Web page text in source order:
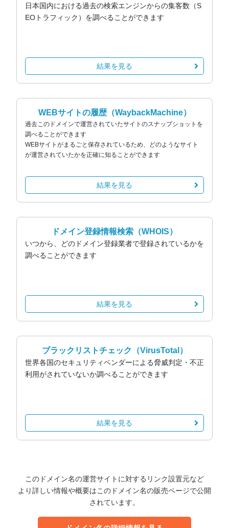
日本国内における過去の検索エンジンからの集客数（S
EOトラフィック）を調べることができます
結果を見る
WEBサイトの履歴（WaybackMachine）
過去このドメインで運営されていたサイトのスナップショットを
調べることができます
WEBサイトがまるごと保存されているため、どのようなサイト
が運営されていたかを正確に知ることができます
結果を見る
ドメイン登録情報検索 （WHOIS）
いつから、どのドメイン登録業者で登録されているかを
調べることができます
結果を見る
ブラックリストチェック （VirusTotal）
世界各国のセキュリティベンダーによる脅威判定・不正
利用がされていないか調べることができます
結果を見る
このドメイン名の運営サイトに対するリンク設置元など
より詳しい情報や概要はこのドメイン名の販売ページで公開
されています。